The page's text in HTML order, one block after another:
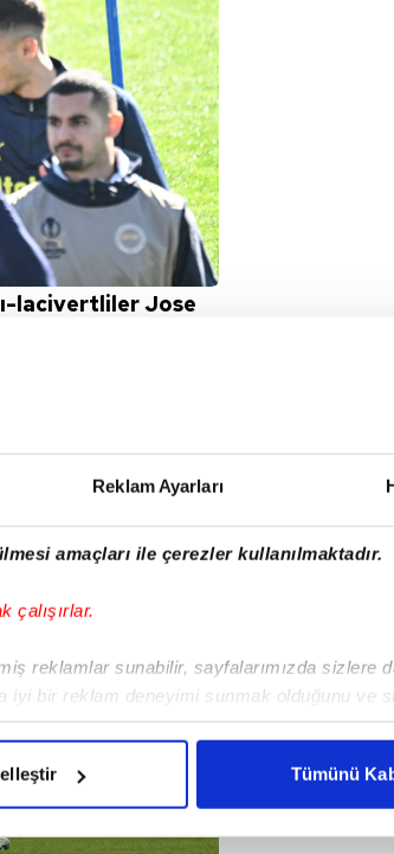
Reklam Ayarları
amaçları ile çerezler kullanılmaktadır.
çalışırlar.
reklamlar sunabilir, sayfalarımızda sizlere
iyi bir reklam deneyimi sunmak olduğunu ve
ve bu noktada, reklamların maliyetlerimizi
kullanıcılara hedefli reklamlar
Tümünü
lacivertliler Jose